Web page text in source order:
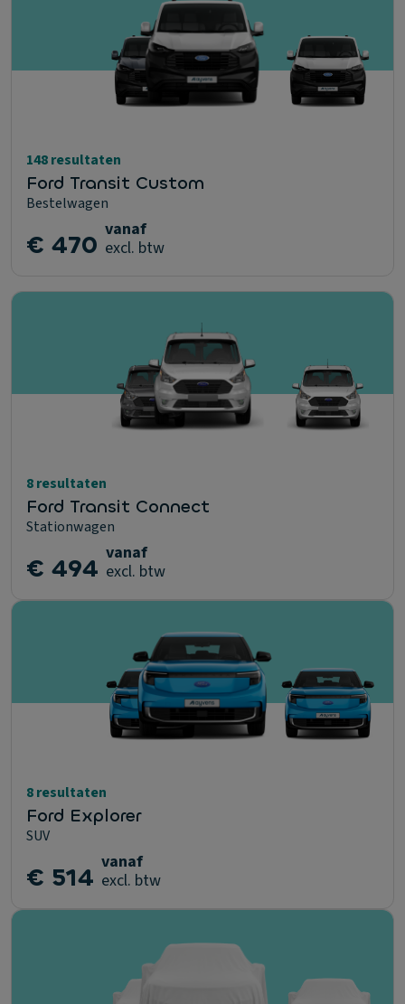
148 resultaten
Ford Transit Custom
Bestelwagen
€ 470 vanaf
excl. btw
8 resultaten
Ford Transit Connect
Stationwagen
€ 494 vanaf
excl. btw
8 resultaten
Ford Explorer
SUV
€ 514 vanaf
excl. btw